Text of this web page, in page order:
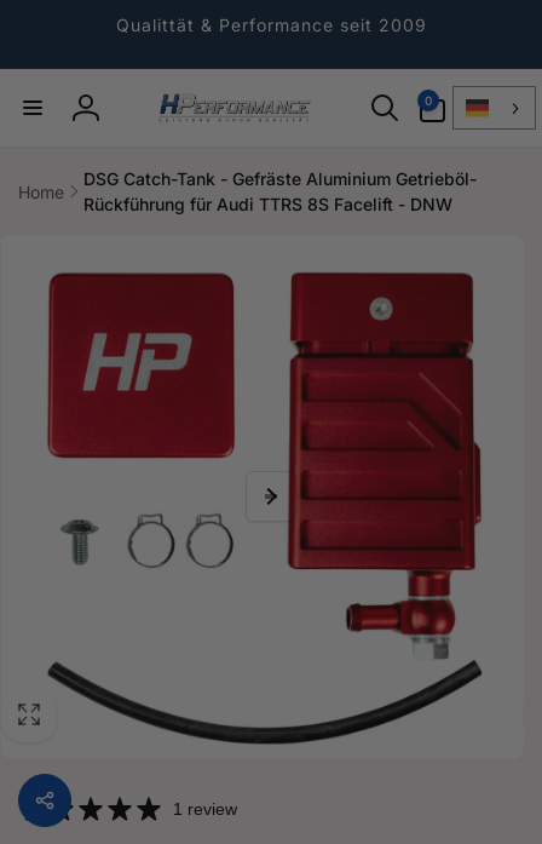
Qualittät & Performance seit 2009
Einloggen
0
Artikel
Home
DSG Catch-Tank - Gefräste Aluminium Getrieböl-
Rückführung für Audi TTRS 8S Facelift - DNW
1 review